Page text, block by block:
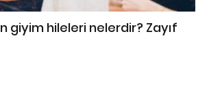
giyim hileleri nelerdir? Zayıf